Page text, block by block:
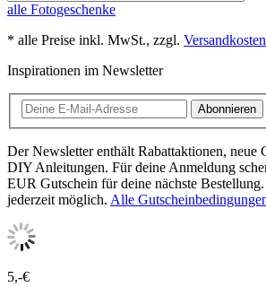
alle Fotogeschenke
* alle Preise inkl. MwSt., zzgl. Versandkosten
Inspirationen im Newsletter
Abonnieren
Der Newsletter enthält Rabattaktionen, neue
DIY Anleitungen. Für deine Anmeldung
EUR Gutschein für deine nächste
jederzeit möglich. Alle
5,-€